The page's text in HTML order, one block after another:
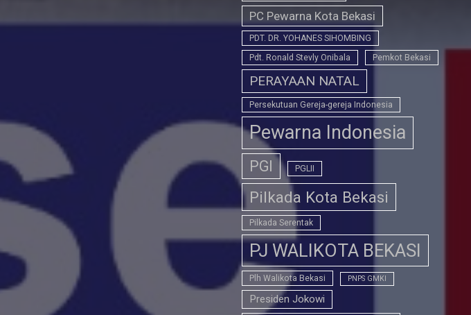
PC Pewarna Kota Bekasi
PDT. DR. YOHANES SIHOMBING
Pdt. Ronald Stevly Onibala
Pemkot Bekasi
PERAYAAN NATAL
Persekutuan Gereja-gereja Indonesia
Pewarna Indonesia
PGI PGLII
Pilkada Kota Bekasi
Pilkada Serentak
PJ WALIKOTA BEKASI
Plh Walikota Bekasi PNPS GMKI
Presiden Jokowi